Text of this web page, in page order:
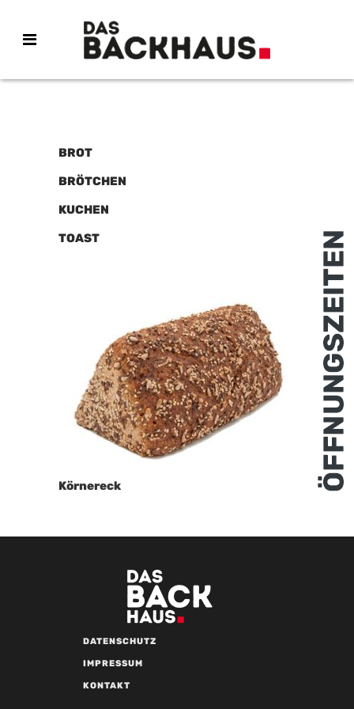
BROT
BRÖTCHEN
KUCHEN
TOAST
Körnereck
DATENSCHUTZ
IMPRESSUM
KONTAKT